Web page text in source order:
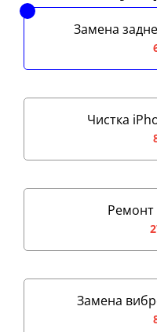
Замена
Чистка
Ремонт
Замена